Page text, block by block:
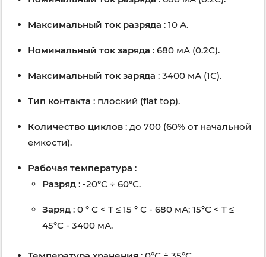
Максимальный ток разряда : 10 А.
Номинальный ток заряда : 680 мА (0.2С).
Максимальный ток заряда : 3400 мА (1С).
Тип контакта : плоский (flat top).
Количество циклов : до 700 (60% от начальной
емкости).
Рабочая температура :
Разряд : -20°С ÷ 60°С.
Заряд : 0 ° С < T ≤ 15 ° С - 680 мА; 15°С < T ≤
45°С - 3400 мА.